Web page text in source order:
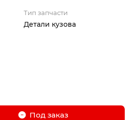
Тип запчасти
Детали кузова
Под заказ